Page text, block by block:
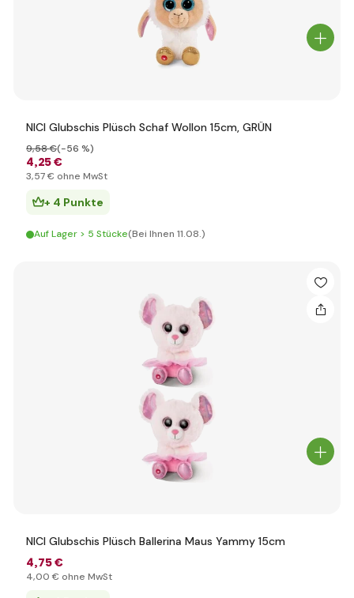
NICI Glubschis Plüsch Schaf Wollon 15cm, GRÜN
4,25 €
9,58 €(-56 %)
3,57 € ohne MwSt
+ 4 Punkte
Auf Lager > 5 Stücke(Bei Ihnen 11.08.)
NICI Glubschis Plüsch Ballerina Maus Yammy 15cm
4,75 €
4,00 € ohne MwSt